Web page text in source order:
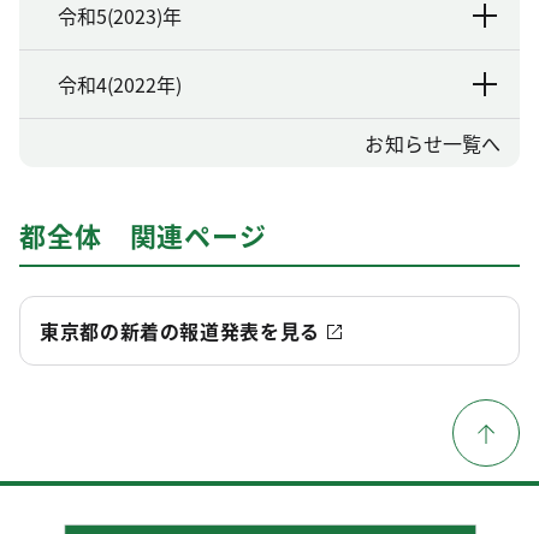
令和5(2023)年
令和4(2022年)
お知らせ一覧へ
都全体 関連ページ
東京都の新着の報道発表を見る